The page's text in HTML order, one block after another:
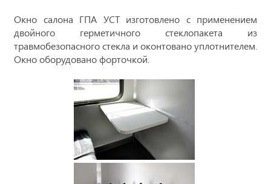
Окно салона ГПА УСТ изготовлено с применением
двойного герметичного стеклопакета из
травмобезопасного стекла и оконтовано уплотнителем.
Окно оборудовано форточкой.